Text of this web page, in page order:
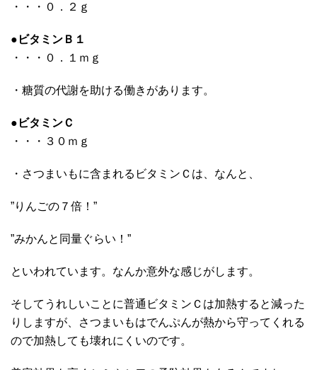
・・・０．２ｇ
● ビタミンＢ１
・・・０．１ｍｇ
・糖質の代謝を助ける働きがあります。
● ビタミンＣ
・・・３０ｍｇ
・さつまいもに含まれるビタミンＣは、なんと、
”りんごの７倍！”
”みかんと同量ぐらい！”
といわれています。なんか意外な感じがします。
そしてうれしいことに普通ビタミンＣは加熱すると減った
りしますが、さつまいもはでんぷんが熱から守ってくれる
ので加熱しても壊れにくいのです。